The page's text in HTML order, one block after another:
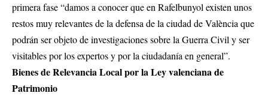
primera fase “damos a conocer que en Rafelbunyol existen unos
restos muy relevantes de la defensa de la ciudad de València que
podrán ser objeto de investigaciones sobre la Guerra Civil y ser
visitables por los expertos y por la ciudadanía en general”.
Bienes de Relevancia Local por la Ley valenciana de
Patrimonio